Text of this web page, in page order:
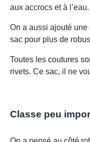
aux accrocs et à l’eau.
On a aussi ajouté une
sac pour plus de
Toutes les coutures
rivets. Ce sac, il ne
Classe peu